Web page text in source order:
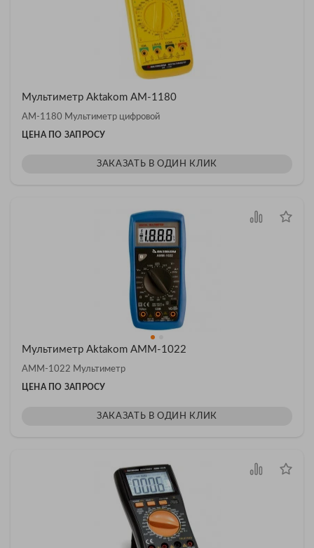
Мультиметр Aktakom АМ-1180
АМ-1180 Мультиметр цифровой
ЦЕНА ПО ЗАПРОСУ
ЗАКАЗАТЬ В ОДИН КЛИК
Мультиметр Aktakom АММ-1022
АММ-1022 Мультиметр
ЦЕНА ПО ЗАПРОСУ
ЗАКАЗАТЬ В ОДИН КЛИК